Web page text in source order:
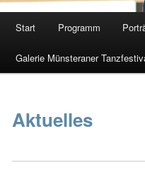
Zum
primären
Start Programm
Galerie Münsteraner
Aktuelles